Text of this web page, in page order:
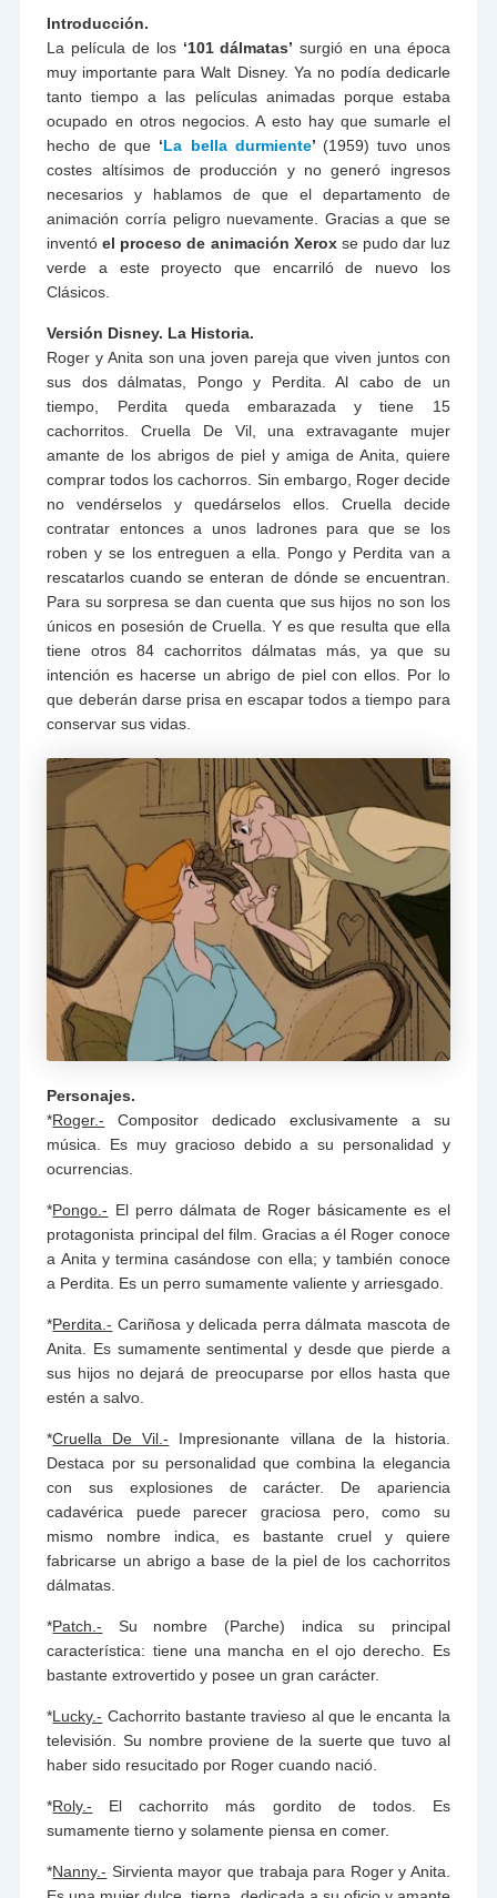
Introducción.
La película de los ‘101 dálmatas’ surgió en una época
muy importante para Walt Disney. Ya no podía dedicarle
tanto tiempo a las películas animadas porque estaba
ocupado en otros negocios. A esto hay que sumarle el
hecho de que ‘La bella durmiente’ (1959) tuvo unos
costes altísimos de producción y no generó ingresos
necesarios y hablamos de que el departamento de
animación corría peligro nuevamente. Gracias a que se
inventóel proceso de animación Xeroxse pudo dar luz
verde a este proyecto que encarriló de nuevo los
Clásicos.
Versión Disney. La Historia.
Roger y Anita son una joven pareja que viven juntos con
sus dos dálmatas, Pongo y Perdita. Al cabo de un
tiempo, Perdita queda embarazada y tiene 15
cachorritos. Cruella De Vil, una extravagante mujer
amante de los abrigos de piel y amiga de Anita, quiere
comprar todos los cachorros. Sin embargo, Roger decide
no vendérselos y quedárselos ellos. Cruella decide
contratar entonces a unos ladrones para que se los
roben y se los entreguen a ella. Pongo y Perdita van a
rescatarlos cuando se enteran de dónde se encuentran.
Para su sorpresa se dan cuenta que sus hijos no son los
únicos en posesión de Cruella. Y es que resulta que ella
tiene otros 84 cachorritos dálmatas más, ya que su
intención es hacerse un abrigo de piel con ellos. Por lo
que deberán darse prisa en escapar todos a tiempo para
conservar sus vidas.
Personajes.
*Roger.- Compositor dedicado exclusivamente a su
música. Es muy gracioso debido a su personalidad y
ocurrencias.
*Pongo.- El perro dálmata de Roger básicamente es el
protagonista principal del film. Gracias a él Roger conoce
a Anita y termina casándose con ella; y también conoce
a Perdita. Es un perro sumamente valiente y arriesgado.
*Perdita.- Cariñosa y delicada perra dálmata mascota de
Anita. Es sumamente sentimental y desde que pierde a
sus hijos no dejará de preocuparse por ellos hasta que
estén a salvo.
*Cruella De Vil.- Impresionante villana de la historia.
Destaca por su personalidad que combina la elegancia
con sus explosiones de carácter. De apariencia
cadavérica puede parecer graciosa pero, como su
mismo nombre indica, es bastante cruel y quiere
fabricarse un abrigo a base de la piel de los cachorritos
dálmatas.
*Patch.- Su nombre (Parche) indica su principal
característica: tiene una mancha en el ojo derecho. Es
bastante extrovertido y posee un gran carácter.
*Lucky.- Cachorrito bastante travieso al que le encanta la
televisión. Su nombre proviene de la suerte que tuvo al
haber sido resucitado por Roger cuando nació.
*Roly.- El cachorrito más gordito de todos. Es
sumamente tierno y solamente piensa en comer.
*Nanny.- Sirvienta mayor que trabaja para Roger y Anita.